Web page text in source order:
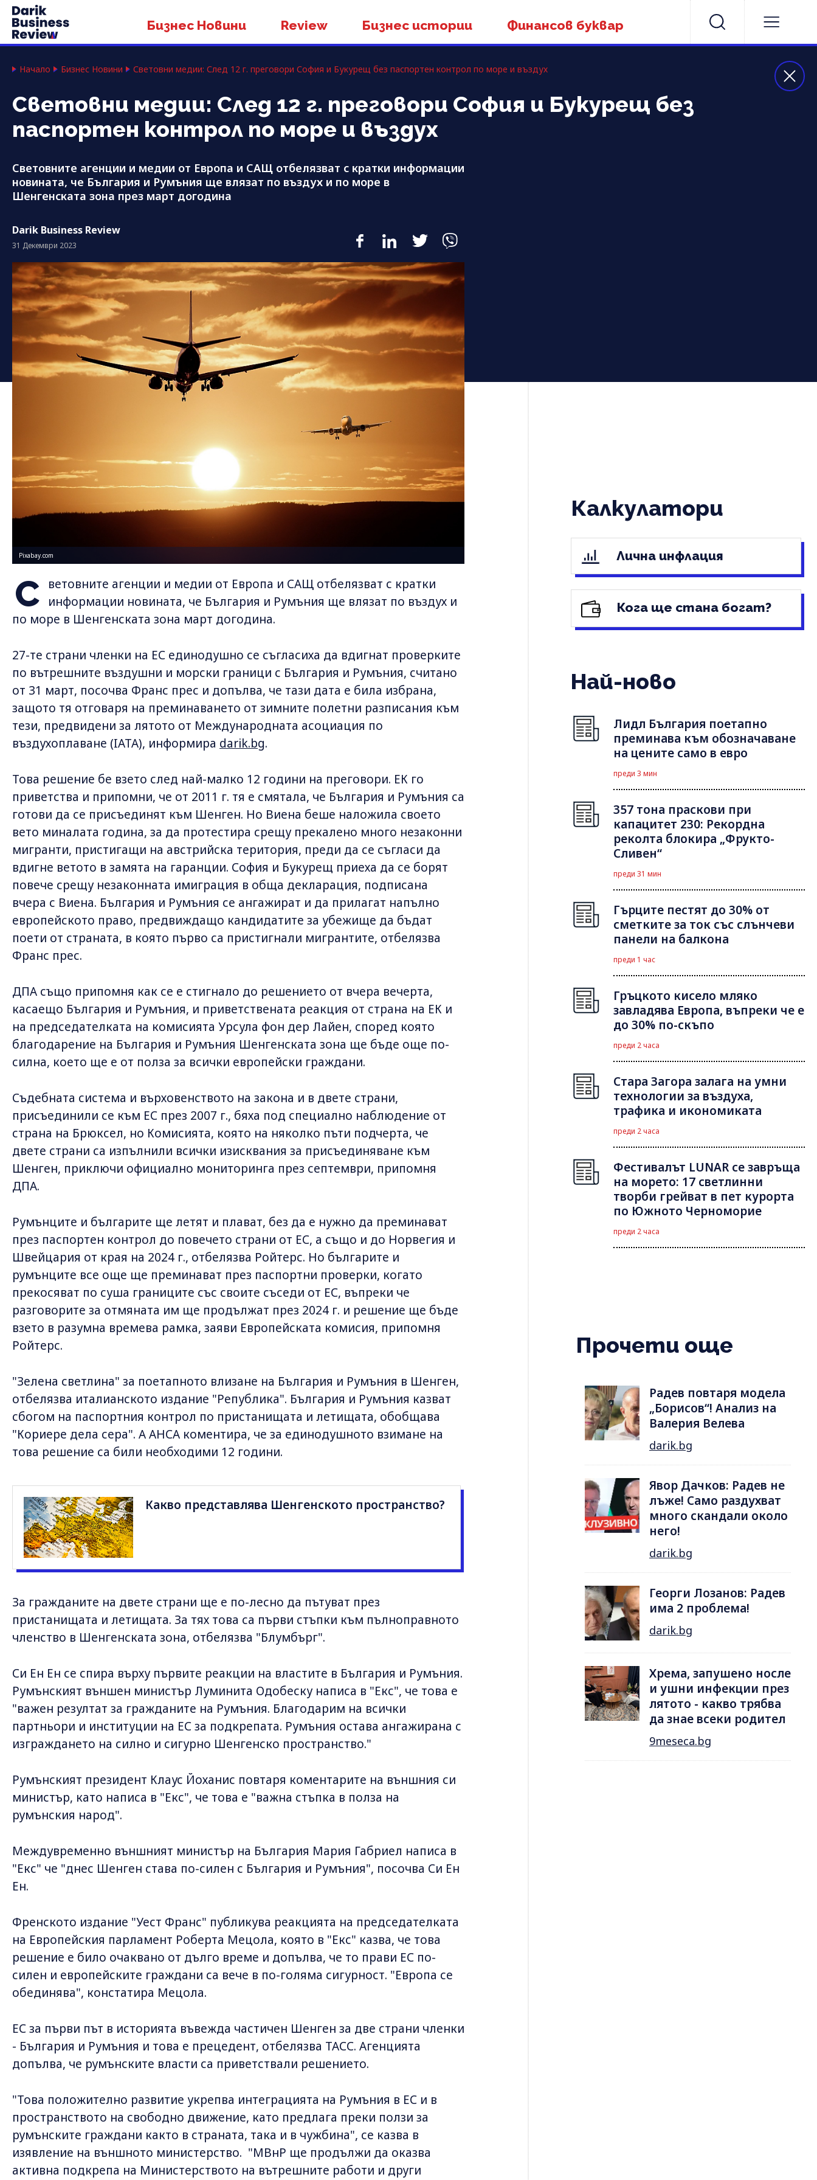
Бизнес Новини Review Бизнес истории Финансов буквар
Начало Бизнес Новини Световни медии: След 12 г. преговори София и Букурещ без паспортен контрол по море и въздух
Световни медии: След 12 г. преговори София и Букурещ без
паспортен контрол по море и въздух
Световните агенции и медии от Европа и САЩ отбелязват с кратки информации
новината, че България и Румъния ще влязат по въздух и по море в
Шенгенската зона през март догодина
Darik Business Review
31 Декември 2023
Pixabay.com
С
ветовните агенции и медии от Европа и САЩ отбелязват с кратки
информации новината, че България и Румъния ще влязат по въздух и
по море в Шенгенската зона март догодина.
27-те страни членки на ЕС единодушно се съгласиха да вдигнат проверките
по вътрешните въздушни и морски граници с България и Румъния, считано
от 31 март, посочва Франс прес и допълва, че тази дата е била избрана,
защото тя отговаря на преминаването от зимните полетни разписания към
тези, предвидени за лятото от Международната асоциация по
въздухоплаване (IATA), информира darik.bg.
Това решение бе взето след най-малко 12 години на преговори. ЕК го
приветства и припомни, че от 2011 г. тя е смятала, че България и Румъния са
готови да се присъединят към Шенген. Но Виена беше наложила своето
вето миналата година, за да протестира срещу прекалено много незаконни
мигранти, пристигащи на австрийска територия, преди да се съгласи да
вдигне ветото в замята на гаранции. София и Букурещ приеха да се борят
повече срещу незаконната имиграция в обща декларация, подписана
вчера с Виена. България и Румъния се ангажират и да прилагат напълно
европейското право, предвиждащо кандидатите за убежище да бъдат
поети от страната, в която първо са пристигнали мигрантите, отбелязва
Франс прес.
ДПА също припомня как се е стигнало до решението от вчера вечерта,
касаещо България и Румъния, и приветствената реакция от страна на ЕК и
на председателката на комисията Урсула фон дер Лайен, според която
благодарение на България и Румъния Шенгенската зона ще бъде още по-
силна, което ще е от полза за всички европейски граждани.
Съдебната система и върховенството на закона и в двете страни,
присъединили се към ЕС през 2007 г., бяха под специално наблюдение от
страна на Брюксел, но Комисията, която на няколко пъти подчерта, че
двете страни са изпълнили всички изисквания за присъединяване към
Шенген, приключи официално мониторинга през септември, припомня
ДПА.
Румънците и българите ще летят и плават, без да е нужно да преминават
през паспортен контрол до повечето страни от ЕС, а също и до Норвегия и
Швейцария от края на 2024 г., отбелязва Ройтерс. Но българите и
румънците все още ще преминават през паспортни проверки, когато
прекосяват по суша границите със своите съседи от ЕС, въпреки че
разговорите за отмяната им ще продължат през 2024 г. и решение ще бъде
взето в разумна времева рамка, заяви Европейската комисия, припомня
Ройтерс.
"Зелена светлина" за поетапното влизане на България и Румъния в Шенген,
отбелязва италианското издание "Република". България и Румъния казват
сбогом на паспортния контрол по пристанищата и летищата, обобщава
"Кориере дела сера". А АНСА коментира, че за единодушното взимане на
това решение са били необходими 12 години.
Какво представлява Шенгенското пространство?
За гражданите на двете страни ще е по-лесно да пътуват през
пристанищата и летищата. За тях това са първи стъпки към пълноправното
членство в Шенгенската зона, отбелязва "Блумбърг".
Си Ен Ен се спира върху първите реакции на властите в България и Румъния.
Румънският външен министър Луминита Одобеску написа в "Екс", че това е
"важен резултат за гражданите на Румъния. Благодарим на всички
партньори и институции на ЕС за подкрепата. Румъния остава ангажирана с
изграждането на силно и сигурно Шенгенско пространство."
Румънският президент Клаус Йоханис повтаря коментарите на външния си
министър, като написа в "Екс", че това е "важна стъпка в полза на
румънския народ".
Междувременно външният министър на България Мария Габриел написа в
"Екс" че "днес Шенген става по-силен с България и Румъния", посочва Си Ен
Ен.
Френското издание "Уест Франс" публикува реакцията на председателката
на Европейския парламент Роберта Мецола, която в "Екс" казва, че това
решение е било очаквано от дълго време и допълва, че то прави ЕС по-
силен и европейските граждани са вече в по-голяма сигурност. "Европа се
обединява", констатира Мецола.
ЕС за първи път в историята въвежда частичен Шенген за две страни членки
- България и Румъния и това е прецедент, отбелязва ТАСС. Агенцията
допълва, че румънските власти са приветствали решението.
"Това положително развитие укрепва интеграцията на Румъния в ЕС и в
пространството на свободно движение, като предлага преки ползи за
румънските граждани както в страната, така и в чужбина", се казва в
изявление на външното министерство. "МВнР ще продължи да оказва
активна подкрепа на Министерството на вътрешните работи и други
Калкулатори
Лична инфлация
Кога ще стана богат?
Най-ново
Лидл България поетапно
преминава към обозначаване
на цените само в евро
преди 3 мин
357 тона праскови при
капацитет 230: Рекордна
реколта блокира „Фрукто-
Сливен“
преди 31 мин
Гърците пестят до 30% от
сметките за ток със слънчеви
панели на балкона
преди 1 час
Гръцкото кисело мляко
завладява Европа, въпреки че е
до 30% по-скъпо
преди 2 часа
Стара Загора залага на умни
технологии за въздуха,
трафика и икономиката
преди 2 часа
Фестивалът LUNAR се завръща
на морето: 17 светлинни
творби грейват в пет курорта
по Южното Черноморие
преди 2 часа
Прочети още
Радев повтаря модела
„Борисов“! Анализ на
Валерия Велева
darik.bg
Явор Дачков: Радев не
лъже! Само раздухват
много скандали около
него!
darik.bg
Георги Лозанов: Радев
има 2 проблема!
darik.bg
Хрема, запушено носле
и ушни инфекции през
лятотo - какво трябва
да знае всеки родител
9meseca.bg